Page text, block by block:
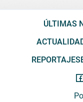
ÚLTIMAS
REPORTAJES